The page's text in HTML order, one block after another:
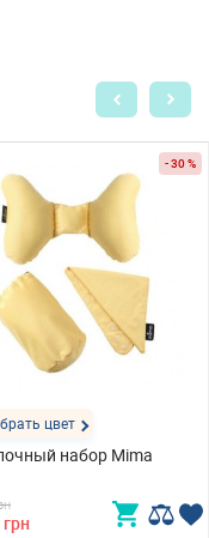
- 30 %
цвет
набор Mima